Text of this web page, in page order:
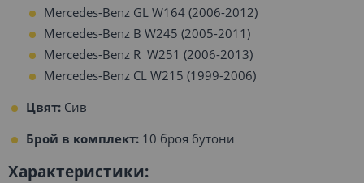
Mercedes-Benz GL W164 (2006-2012)
Mercedes-Benz B W245 (2005-2011)
Mercedes-Benz R W251 (2006-2013)
Mercedes-Benz CL W215 (1999-2006)
Цвят: Сив
Брой в комплект: 10 броя бутони
Характеристики: